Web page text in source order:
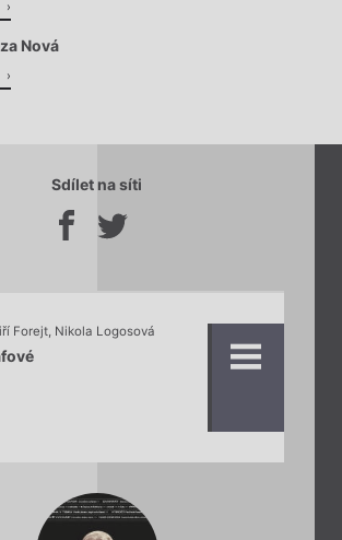
Nová
Sdílet na síti
Forejt, Nikola Logosová